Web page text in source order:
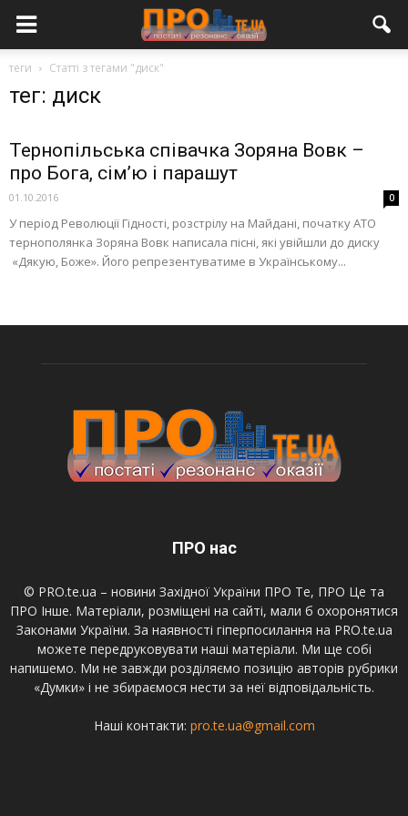
теги Статті з тегами "диск"
тег: диск
Тернопільська співачка Зоряна Вовк –
про Бога, сім’ю і парашут
01.10.2016 0
У період Революції Гідності, розстрілу на Майдані, початку АТО
тернополянка Зоряна Вовк написала пісні, які увійшли до диску
«Дякую, Боже». Його репрезентуватиме в Українському...
ПРО нас
© PRO.te.ua – новини Західної України ПРО Те, ПРО Це та
ПРО Інше. Матеріали, розміщені на сайті, мали б охоронятися
Законами України. За наявності гіперпосилання на PRO.te.ua
можете передруковувати наші матеріали. Ми ще собі
напишемо. Ми не завжди розділяємо позицію авторів рубрики
«Думки» і не збираємося нести за неї відповідальність.
Наші контакти: pro.te.ua@gmail.com